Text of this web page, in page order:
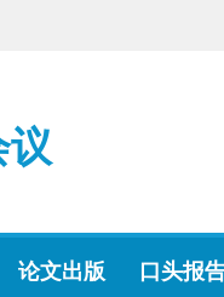
论文出版 口头报